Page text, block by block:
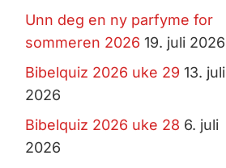
Unn deg en ny parfyme for
sommeren 2026 19. juli 2026
Bibelquiz 2026 uke 29 13. juli
2026
Bibelquiz 2026 uke 28 6. juli
2026